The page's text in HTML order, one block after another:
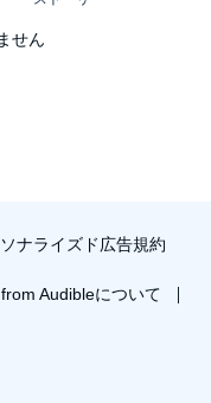
せん
ナライズド広告規約
Audibleについて